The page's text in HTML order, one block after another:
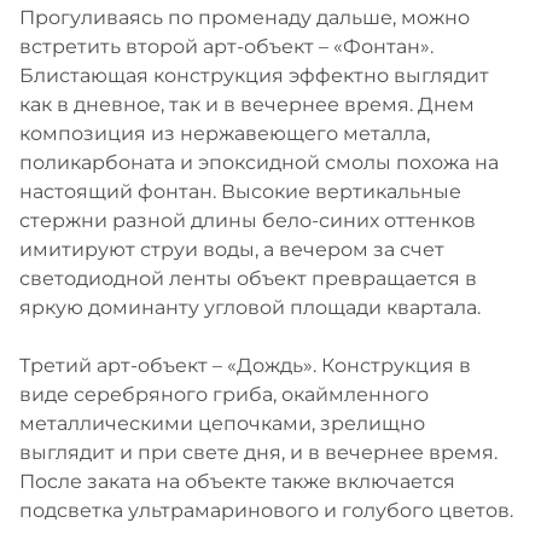
Прогуливаясь по променаду дальше, можно
встретить второй арт-объект – «Фонтан».
Блистающая конструкция эффектно выглядит
как в дневное, так и в вечернее время. Днем
композиция из нержавеющего металла,
поликарбоната и эпоксидной смолы похожа на
настоящий фонтан. Высокие вертикальные
стержни разной длины бело-синих оттенков
имитируют струи воды, а вечером за счет
светодиодной ленты объект превращается в
яркую доминанту угловой площади квартала.
Третий арт-объект – «Дождь». Конструкция в
виде серебряного гриба, окаймленного
металлическими цепочками, зрелищно
выглядит и при свете дня, и в вечернее время.
После заката на объекте также включается
подсветка ультрамаринового и голубого цветов.